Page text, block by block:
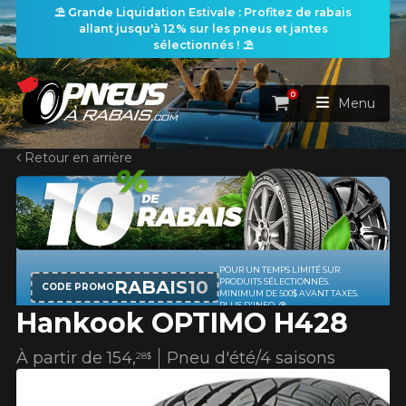
⛱️ Grande Liquidation Estivale : Profitez de rabais
allant jusqu'à 12% sur les pneus et jantes
sélectionnés ! ⛱️
ACCUEIL
PNEUS
RECHERCHE DE PNEUS VOIR TOUT
Rechercher par
Par dimensions Par véhicule
Recherche par dimensions DIAMÈTRE
ROUES
RECHERCHE DE ROUES VOIR TOUT
Par dimensions
ENSEMBLES
RECHERCHE D'ENSEMBLES
PROMOTIONS
Panier
0
Menu
Retour en arrière
Hankook OPTIMO H428
Pneu d'été/4 saisons
À partir de154,28$